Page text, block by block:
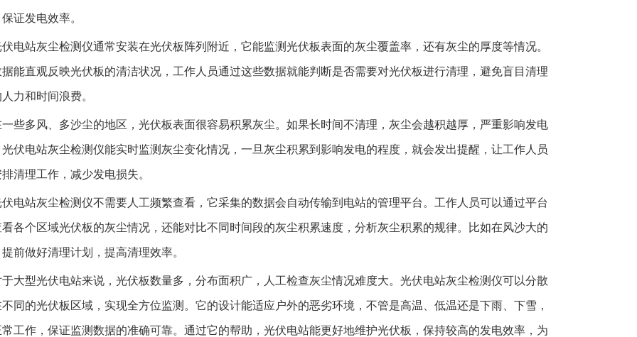
证发电效率。
伏电站灰尘检测仪通常安装在光伏板阵列附近，它能监测光伏板表面的灰尘覆盖率，还有灰尘的厚度等情况。
能直观反映光伏板的清洁状况，工作人员通过这些数据就能判断是否需要对光伏板进行清理，避免盲目清理
力和时间浪费。
一些多风、多沙尘的地区，光伏板表面很容易积累灰尘。如果长时间不清理，灰尘会越积越厚，严重影响发电
伏电站灰尘检测仪能实时监测灰尘变化情况，一旦灰尘积累到影响发电的程度，就会发出提醒，让工作人员
清理工作，减少发电损失。
伏电站灰尘检测仪不需要人工频繁查看，它采集的数据会自动传输到电站的管理平台。工作人员可以通过平台
看各个区域光伏板的灰尘情况，还能对比不同时间段的灰尘积累速度，分析灰尘积累的规律。比如在风沙大的
前做好清理计划，提高清理效率。
于大型光伏电站来说，光伏板数量多，分布面积广，人工检查灰尘情况难度大。光伏电站灰尘检测仪可以分散
同的光伏板区域，实现全方位监测。它的设计能适应户外的恶劣环境，不管是高温、低温还是下雨、下雪，
工作，保证监测数据的准确可靠。通过它的帮助，光伏电站能更好地维护光伏板，保持较高的发电效率，为